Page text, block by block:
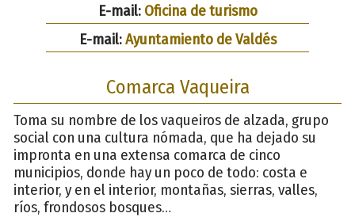
E-mail: Oficina de turismo
E-mail:Ayuntamiento de Valdés
Comarca Vaqueira
Toma su nombre de los vaqueiros de alzada, grupo
social con una cultura nómada, que ha dejado su
impronta en una extensa comarca de cinco
municipios, donde hay un poco de todo: costa e
interior, y en el interior, montañas, sierras, valles,
ríos, frondosos bosques…